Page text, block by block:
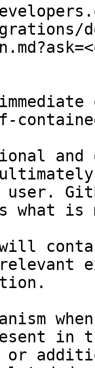
and
user.
what
will
in